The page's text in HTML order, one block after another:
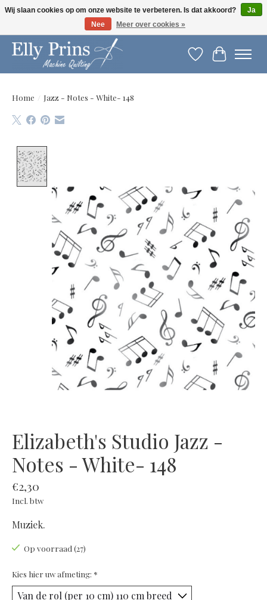
Let op: gewijzigde openingstijden!
Verlanglijst
Home / Jazz - Notes - White- 148
Elizabeth's Studio Jazz -
Notes - White- 148
€2,30
Incl. btw
Muziek.
Op voorraad (27)
Kies hier uw afmeting: *
Wij slaan cookies op om onze website te verbeteren. Is dat akkoord?
Ja
Nee
Meer over cookies »